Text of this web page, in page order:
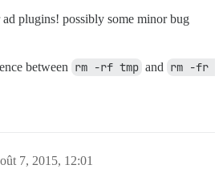
plugins! possibly some minor bug
between rm -rf tmp and rm -fr
7, 2015, 12:01